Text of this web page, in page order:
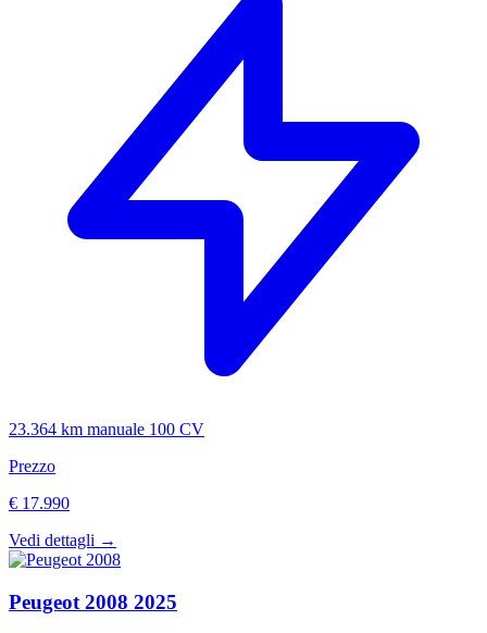
23.364 km manuale 100 CV
Prezzo
€ 17.990
Vedi dettagli →
Peugeot 2008 2025